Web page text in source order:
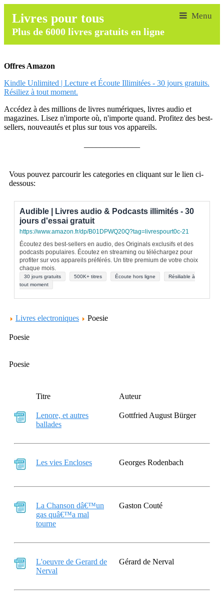
Livres pour tous
Plus de 6000 livres gratuits en ligne
Offres Amazon
Kindle Unlimited | Lecture et Écoute Illimitées - 30 jours gratuits.
Résiliez à tout moment.
Accédez à des millions de livres numériques, livres audio et
magazines. Lisez n'importe où, n'importe quand. Profitez des best-
sellers, nouveautés et plus sur tous vos appareils.
Vous pouvez parcourir les categories en cliquant sur le lien ci-
dessous:
Audible | Livres audio & Podcasts illimités - 30
jours d'essai gratuit
https://www.amazon.fr/dp/B01DPWQ20Q?tag=livrespourt0c-21
Écoutez des best-sellers en audio, des Originals exclusifs et des
podcasts populaires. Écoutez en streaming ou téléchargez pour
profiter sur vos appareils préférés. Un titre premium de votre choix
chaque mois.
30 jours gratuits 500K+ titres Écoute hors ligne
Résiliable à
tout moment
Livres electroniques Poesie
Poesie
Poesie
Titre Auteur
Lenore, et autres
ballades
Gottfried August Bürger
Les vies Encloses Georges Rodenbach
La Chanson dâ€™un
gas quâ€™a mal
tourne
Gaston Couté
L'oeuvre de Gerard de
Nerval
Gérard de Nerval